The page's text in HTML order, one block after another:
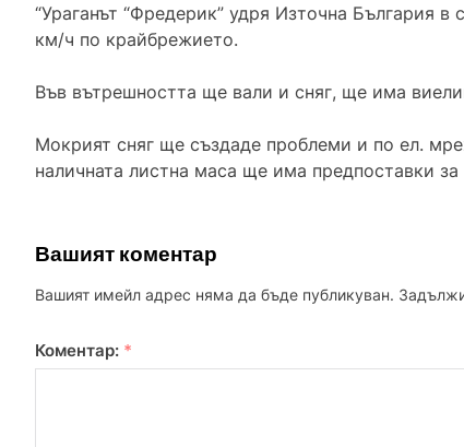
“Ураганът “Фредерик” удря Източна България
км/ч по крайбрежието.
Във вътрешността ще вали и сняг, ще има
Мокрият сняг ще създаде проблеми и по ел.
наличната листна маса ще има предпоставки
Вашият коментар
Вашият имейл адрес няма да бъде публикуван.
Коментар: *